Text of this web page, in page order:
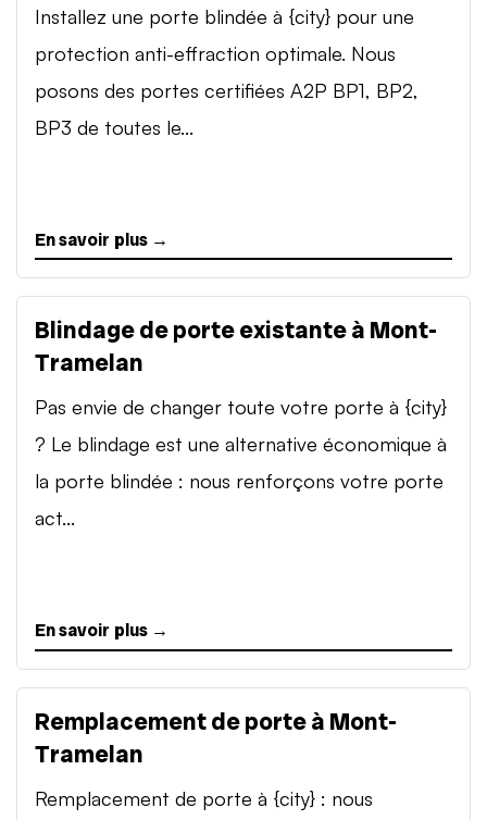
Installez une porte blindée à {city} pour une
protection anti-effraction optimale. Nous
posons des portes certifiées A2P BP1, BP2,
BP3 de toutes le...
En savoir plus →
Blindage de porte existante à Mont-
Tramelan
Pas envie de changer toute votre porte à {city}
? Le blindage est une alternative économique à
la porte blindée : nous renforçons votre porte
act...
En savoir plus →
Remplacement de porte à Mont-
Tramelan
Remplacement de porte à {city} : nous